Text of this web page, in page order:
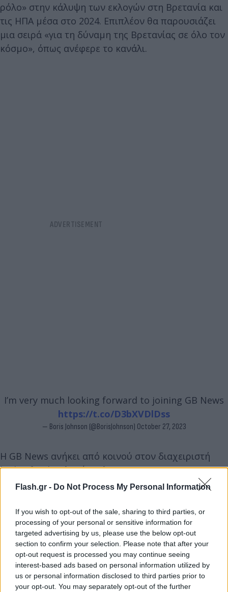
Flash.gr - Do Not Process My Personal Information
If you wish to opt-out of the sale, sharing to third parties, or
processing of your personal or sensitive information for
targeted advertising by us, please use the below opt-out
section to confirm your selection. Please note that after your
opt-out request is processed you may continue seeing
interest-based ads based on personal information utilized by
us or personal information disclosed to third parties prior to
your opt-out. You may separately opt-out of the further
ρόλο» στην κάλυψη των εκλογών στη Βρετανία και
τις ΗΠΑ μέσα στο 2024. Επιπλέον θα παρουσιάζει
μια σειρά «για τη δύναμη της Βρετανίας σε όλο τον
κόσμο», όπως ανέφερε το κανάλι.
I’m very much looking forward to joining GB News
https://t.co/D3bXVDlDss
— Boris Johnson (@BorisJohnson) October 27, 2023
Η GB News ανήκει από κοινού στον διαχειριστή
hedge fund Πολ Μάρσαλ και τη Legatum, μια
επενδυτική εταιρεία με έδρα το Ντουμπάι που
McCormick. Ο Μάρσαλ λέγεται ότι ετοιμάζει μια
προσφορά για να αγοράσει την Daily Telegraph,
πρώην εργοδότη του Τζόνσον.